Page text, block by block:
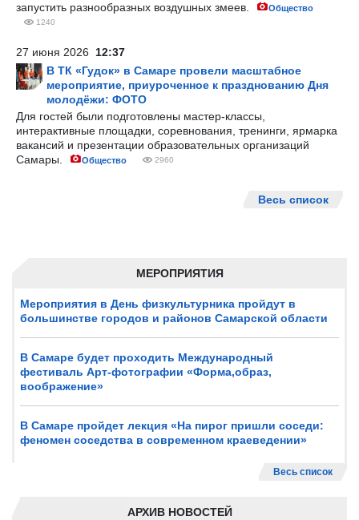
МЕРОПРИЯТИЯ
Мероприятия в День физкультурника пройдут в
большинстве городов и районов Самарской области
В Самаре будет проходить Международный
фестиваль Арт-фотографии «Форма,образ,
воображение»
В Самаре пройдет лекция «На пирог пришли соседи:
феномен соседства в современном краеведении»
Весь список
АРХИВ НОВОСТЕЙ
запустить разнообразных воздушных змеев.
Общество
1240
27 июня 2026 12:37
В ТК «Гудок» в Самаре провели масштабное
мероприятие, приуроченное к празднованию Дня
молодёжи: ФОТО
Для гостей были подготовлены мастер-классы,
интерактивные площадки, соревнования, тренинги, ярмарка
вакансий и презентации образовательных организаций
Самары.
Общество 2960
Весь список